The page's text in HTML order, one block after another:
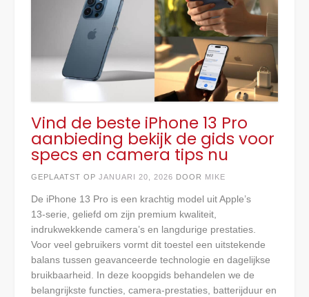
Vind de beste iPhone 13 Pro
aanbieding bekijk de gids voor
specs en camera tips nu
GEPLAATST OP JANUARI 20, 2026 DOOR MIKE
De iPhone 13 Pro is een krachtig model uit Apple’s
13‑serie, geliefd om zijn premium kwaliteit,
indrukwekkende camera’s en langdurige prestaties.
Voor veel gebruikers vormt dit toestel een uitstekende
balans tussen geavanceerde technologie en dagelijkse
bruikbaarheid. In deze koopgids behandelen we de
belangrijkste functies, camera‑prestaties, batterijduur en